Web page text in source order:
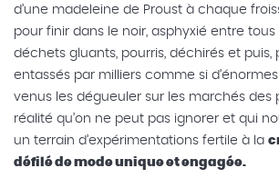
d’une madeleine de Proust à chaque
pour finir dans le noir, asphyxié entre
déchets gluants, pourris, déchirés et puis,
entassés par milliers comme si
venus les dégueuler sur les marchés des
réalité qu’on ne peut pas ignorer et qui
un terrain d’expérimentations fertile à la
défilé de mode unique et engagée.